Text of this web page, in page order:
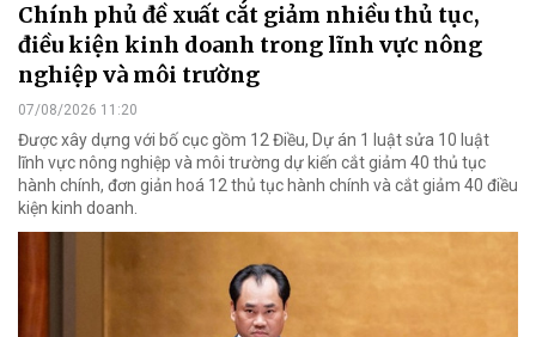
Chính phủ đề xuất cắt giảm nhiều thủ tục,
điều kiện kinh doanh trong lĩnh vực nông
nghiệp và môi trường
07/08/2026 11:20
Được xây dựng với bố cục gồm 12 Điều, Dự án 1 luật sửa 10 luật
lĩnh vực nông nghiệp và môi trường dự kiến cắt giảm 40 thủ tục
hành chính, đơn giản hoá 12 thủ tục hành chính và cắt giảm 40 điều
kiện kinh doanh.